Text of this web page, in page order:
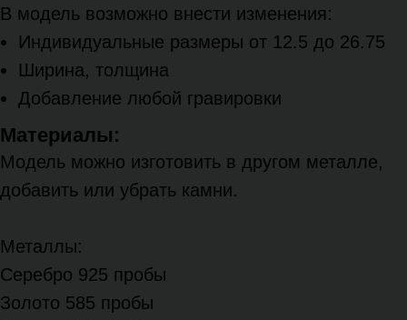
В модель возможно внести изменения:
Индивидуальные размеры от 12.5 до 26.75
Ширина, толщина
Добавление любой гравировки
Материалы:
Модель можно изготовить в другом металле,
добавить или убрать камни.
Металлы:
Серебро 925 пробы
Золото 585 пробы